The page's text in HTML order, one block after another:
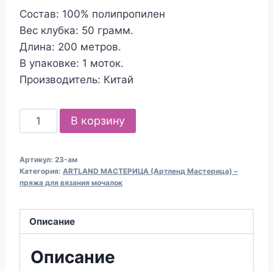
составляла
42.00₽.
35.00₽.
Состав: 100% полипропилен
Вес клубка: 50 грамм.
Длина: 200 метров.
В упаковке: 1 моток.
Производитель: Китай
Количество
товара
для
вязания
МАСТЕРИЦА
Красное
В корзину
Артикул: 23-aм
Категория: ARTLAND МАСТЕРИЦА (Артленд Мастерица) –
пряжа для вязания мочалок
Описание
Описание